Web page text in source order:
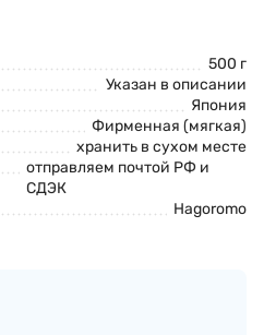
500 г
Указан в описании
Япония
Фирменная (мягкая)
хранить в сухом месте
отправляем почтой РФ и
СДЭК
Hagoromo